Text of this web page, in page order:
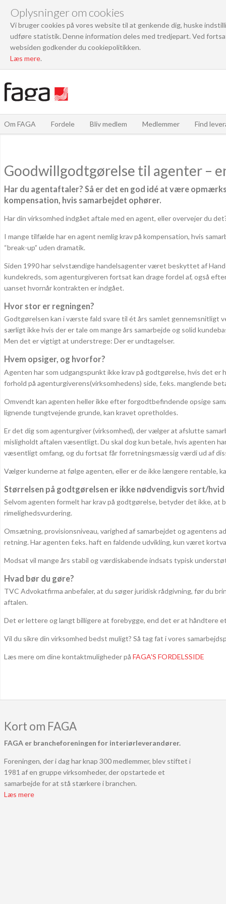
Oplysninger om cookies
Vi bruger cookies på vores website til at genkende dig, huske
udføre statistik. Denne information deles med tredjepart. Ved
websiden godkender du cookiepolitikken.
Læs mere.
Om FAGA Fordele Bliv medlem Medlemmer Find
Goodwillgodtgørelse til agenter –
Har du agentaftaler? Så er det en god idé at være
kompensation, hvis samarbejdet ophører.
Har din virksomhed indgået aftale med en agent, eller overvejer du
I mange tilfælde har en agent nemlig krav på kompensation, hvis
“break-up” uden dramatik.
Siden 1990 har selvstændige handelsagenter været beskyttet af
kundekreds, som agenturgiveren fortsat kan drage fordel af, også
uanset hvornår kontrakten er indgået.
Hvor stor er regningen?
Godtgørelsen kan i værste fald svare til ét års samlet gennemsnitligt
særligt ikke hvis der er tale om mange års samarbejde og solid
Men det er vigtigt at understrege: Der er undtagelser.
Hvem opsiger, og hvorfor?
Agenten har som udgangspunkt ikke krav på godtgørelse, hvis det
forhold på agenturgiverens(virksomhedens) side, f.eks. manglende
Omvendt kan agenten heller ikke efter forgodtbefindende opsige
lignende tungtvejende grunde, kan kravet opretholdes.
Er det dig som agenturgiver (virksomhed), der vælger at afslutte
misligholdt aftalen væsentligt. Du skal dog kun betale, hvis agenten
væsentligt omfang, og du fortsat får forretningsmæssig værdi ud af
Vælger kunderne at følge agenten, eller er de ikke længere rentable,
Størrelsen på godtgørelsen er ikke nødvendigvis sort/hvid
Selvom agenten formelt har krav på godtgørelse, betyder det ikke,
rimelighedsvurdering.
Omsætning, provisionsniveau, varighed af samarbejdet og agentens
retning. Har agenten f.eks. haft en faldende udvikling, kun været
Modsat vil mange års stabil og værdiskabende indsats typisk
Hvad bør du gøre?
TVC Advokatfirma anbefaler, at du søger juridisk rådgivning, før du
aftalen.
Det er lettere og langt billigere at forebygge, end det er at håndtere
Vil du sikre din virksomhed bedst muligt? Så tag fat i vores
Læs mere om dine kontaktmuligheder på FAGA'S FORDELSSIDE
Kort om FAGA
FAGA er brancheforeningen for interiørleverandører.
Foreningen, der i dag har knap 300 medlemmer, blev stiftet i
1981 af en gruppe virksomheder, der opstartede et
samarbejde for at stå stærkere i branchen.
Læs mere